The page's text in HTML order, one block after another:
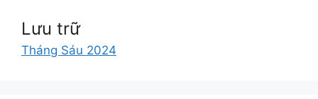
Lưu trữ
Tháng Sáu 2024